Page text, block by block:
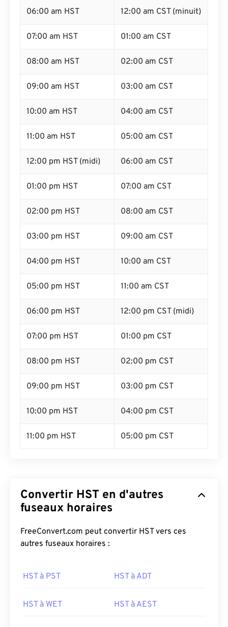
06:00 am HST 12:00 am CST (minuit)
07:00 am HST 01:00 am CST
08:00 am HST 02:00 am CST
09:00 am HST 03:00 am CST
10:00 am HST 04:00 am CST
11:00 am HST 05:00 am CST
12:00 pm HST (midi) 06:00 am CST
01:00 pm HST 07:00 am CST
02:00 pm HST 08:00 am CST
03:00 pm HST 09:00 am CST
04:00 pm HST 10:00 am CST
05:00 pm HST 11:00 am CST
06:00 pm HST 12:00 pm CST (midi)
07:00 pm HST 01:00 pm CST
08:00 pm HST 02:00 pm CST
09:00 pm HST 03:00 pm CST
10:00 pm HST 04:00 pm CST
11:00 pm HST 05:00 pm CST
Convertir HST en d'autres
fuseaux horaires
FreeConvert.com peut convertir HST vers ces
autres fuseaux horaires :
HST à PST HST à ADT
HST à WET HST à AEST